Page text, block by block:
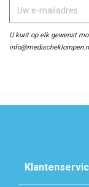
U kunt op elk gewenst